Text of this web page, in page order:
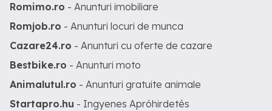
Romimo.ro - Anunturi imobiliare
Romjob.ro - Anunturi locuri de munca
Cazare24.ro - Anunturi cu oferte de cazare
Bestbike.ro - Anunturi moto
Animalutul.ro - Anunturi gratuite animale
Startapro.hu - Ingyenes Apróhirdetés